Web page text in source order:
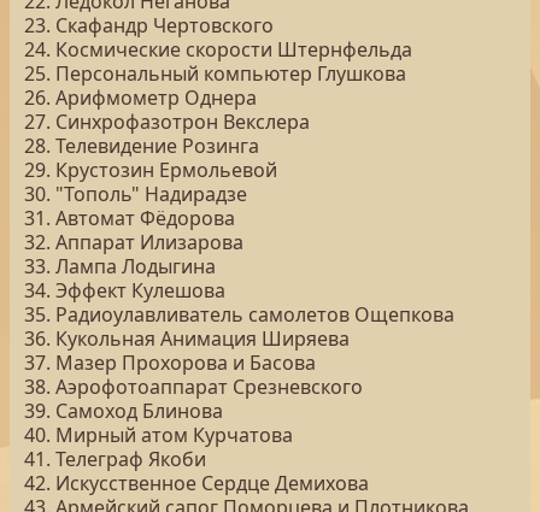
23. Скафандр Чертовского
24. Космические скорости Штернфельда
25. Персональный компьютер Глушкова
26. Арифмометр Однера
27. Синхрофазотрон Векслера
28. Телевидение Розинга
29. Крустозин Ермольевой
30. "Тополь" Надирадзе
31. Автомат Фёдорова
32. Аппарат Илизарова
33. Лампа Лодыгина
34. Эффект Кулешова
35. Радиоулавливатель самолетов Ощепкова
36. Кукольная Анимация Ширяева
37. Мазер Прохорова и Басова
38. Аэрофотоаппарат Срезневского
39. Самоход Блинова
40. Мирный атом Курчатова
41. Телеграф Якоби
42. Искусственное Сердце Демихова